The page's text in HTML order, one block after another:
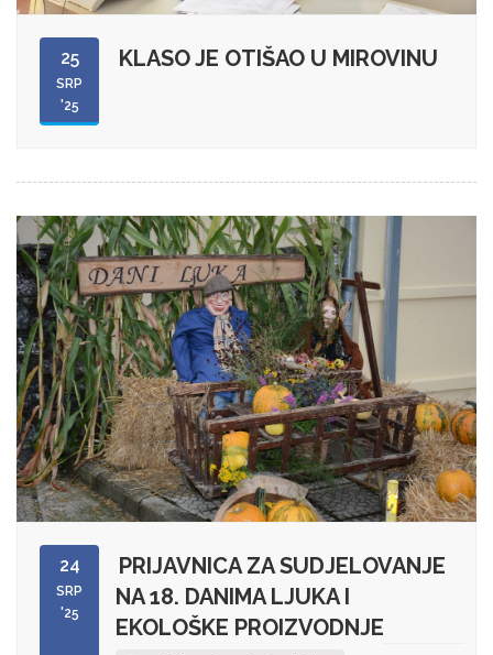
25
SRP
'25
KLASO JE OTIŠAO U MIROVINU
24
SRP
'25
PRIJAVNICA ZA SUDJELOVANJE
NA 18. DANIMA LJUKA I
EKOLOŠKE PROIZVODNJE